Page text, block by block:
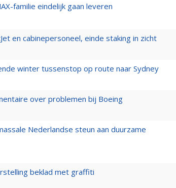
familie eindelijk gaan leveren
en cabinepersoneel, einde staking in zicht
winter tussenstop op route naar Sydney
over problemen bij Boeing
Nederlandse steun aan duurzame
beklad met graffiti